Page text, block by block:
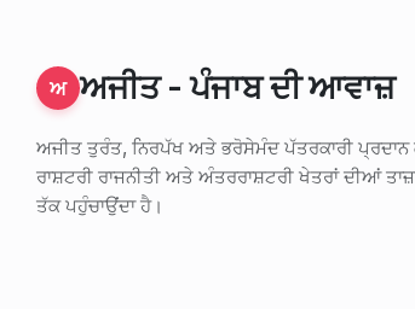
ਅ ਅਜੀਤ - ਪੰਜਾਬ ਦੀ ਆਵਾਜ਼
ਅਜੀਤ ਤੁਰੰਤ, ਨਿਰਪੱਖ ਅਤੇ ਭਰੋਸੇਮੰਦ ਪੱਤਰਕਾਰੀ ਪ੍ਰਦਾਨ
ਰਾਸ਼ਟਰੀ ਰਾਜਨੀਤੀ ਅਤੇ ਅੰਤਰਰਾਸ਼ਟਰੀ ਖੇਤਰਾਂ ਦੀਆਂ
ਤੱਕ ਪਹੁੰਚਾਉਂਦਾ ਹੈ।